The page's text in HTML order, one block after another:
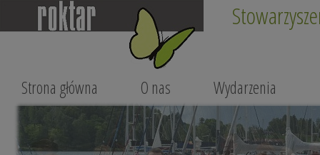
Strona główna O nas Wydarzenia